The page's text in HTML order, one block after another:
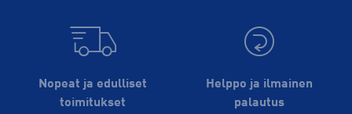
Nopeat ja edulliset
toimitukset
Helppo ja ilmainen
palautus